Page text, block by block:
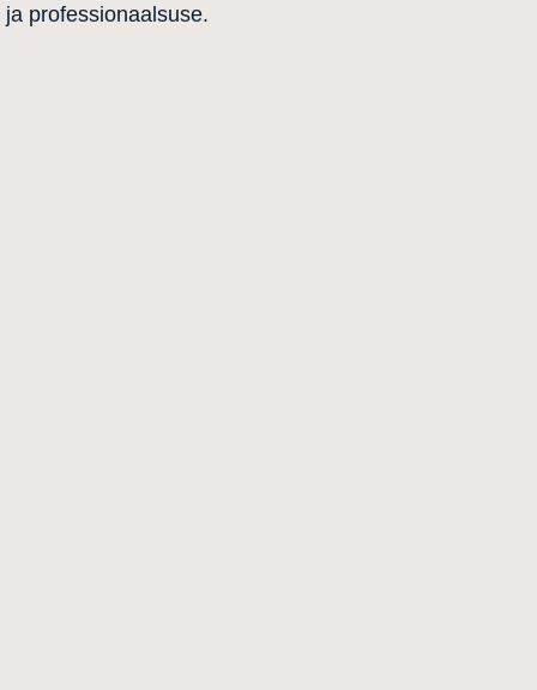
professionaalsuse.